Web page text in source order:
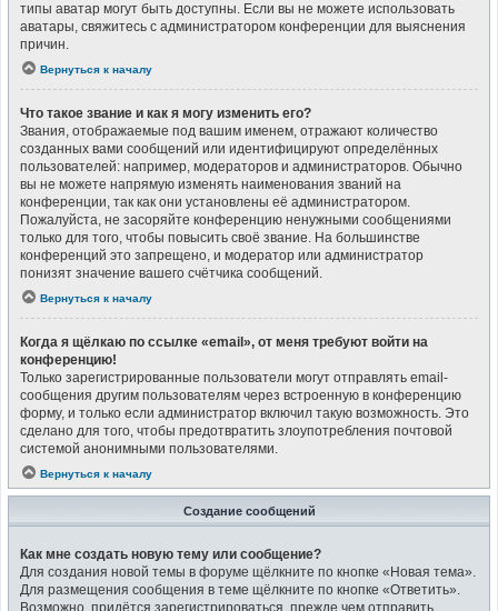
типы аватар могут быть доступны. Если вы не можете использовать
аватары, свяжитесь с администратором конференции для выяснения
причин.
Вернуться к началу
Что такое звание и как я могу изменить его?
Звания, отображаемые под вашим именем, отражают количество
созданных вами сообщений или идентифицируют определённых
пользователей: например, модераторов и администраторов. Обычно
вы не можете напрямую изменять наименования званий на
конференции, так как они установлены её администратором.
Пожалуйста, не засоряйте конференцию ненужными сообщениями
только для того, чтобы повысить своё звание. На большинстве
конференций это запрещено, и модератор или администратор
понизят значение вашего счётчика сообщений.
Вернуться к началу
Когда я щёлкаю по ссылке «email», от меня требуют войти на
конференцию!
Только зарегистрированные пользователи могут отправлять email-
сообщения другим пользователям через встроенную в конференцию
форму, и только если администратор включил такую возможность. Это
сделано для того, чтобы предотвратить злоупотребления почтовой
системой анонимными пользователями.
Вернуться к началу
Создание сообщений
Как мне создать новую тему или сообщение?
Для создания новой темы в форуме щёлкните по кнопке «Новая тема».
Для размещения сообщения в теме щёлкните по кнопке «Ответить».
Возможно, придётся зарегистрироваться, прежде чем отправить